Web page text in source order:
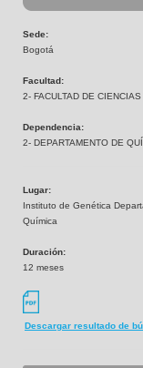
Sede:
Bogotá
Facultad:
2- FACULTAD DE CIENCIAS
Dependencia:
2- DEPARTAMENTO DE
Lugar:
Instituto de Genética
Química
Duración:
12 meses
Descargar resultado de